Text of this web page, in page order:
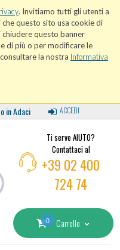
. Invitiamo tutti gli utenti a
questo sito usa cookie di
questo banner
di più o per modificare le
la nostra Informativa
in Adaci ACCEDI
Ti serve AIUTO?
Contattaci al
+39 02 400
724 74
0 Carrello